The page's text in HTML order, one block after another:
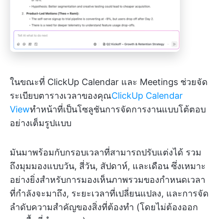
ในขณะที่ ClickUp Calendar และ Meetings ช่วยจัด
ระเบียบตารางเวลาของคุณClickUp Calendar
Viewทำหน้าที่เป็นโซลูชันการจัดการงานแบบโต้ตอบ
อย่างเต็มรูปแบบ
มันมาพร้อมกับกรอบเวลาที่สามารถปรับแต่งได้ รวม
ถึงมุมมองแบบวัน, สี่วัน, สัปดาห์, และเดือน ซึ่งเหมาะ
อย่างยิ่งสำหรับการมองเห็นภาพรวมของกำหนดเวลา
ที่กำลังจะมาถึง, ระยะเวลาที่เปลี่ยนแปลง, และการจัด
ลำดับความสำคัญของสิ่งที่ต้องทำ (โดยไม่ต้องออก